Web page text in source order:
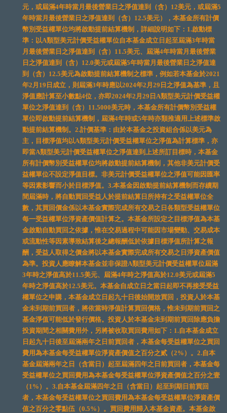
元，或屆滿4年時當月最後營業日之淨值達到（含）12美元，或屆滿5
年時當月最後營業日之淨值達到（含）12.5美元），本基金所有計價
幣別受益權單位均將啟動提前結算機制，詳細說明如下：1.啟動標
準：以A類型美元計價受益權單位自本基金成立日起至屆滿3年時當
月最後營業日之淨值達到（含）11.5美元、屆滿4年時當月最後營業
日之淨值達到（含）12.0美元或屆滿5年時當月最後營業日之淨值達
到（含）12.5美元為啟動提前結算機制之標準，例如若本基金於2021
年2月19日成立，則屆滿3年時應以2024年2月29日之淨值為基準，且
淨值應計算至小數點4位，亦即2024年2月29日A類型美元計價受益權
單位之淨值達到（含）11.5000美元時，本基金所有計價幣別受益權
單位即啟動提前結算機制，屆滿4年時或5年時亦類推適用上述標準啟
動提前結算機制。2.計價基準：由於本基金之投資組合係以美元為
主，目標淨值均以A類型美元計價受益權單位之淨值為計算標準，亦
即當A類型美元計價受益權單位之淨值達到上述所訂目標時，本基金
所有計價幣別受益權單位均將啟動提前結算機制，其他非美元計價受
益權單位不設定淨值目標。非美元計價受益權單位之淨值可能因匯率
等因素影響而小於目標淨值。3.本基金因啟動提前結算機制而存續期
間屆滿時，將自動買回受益人於提前結算日所持有之受益權單位全
數，其買回價金係以本基金實際完成所有交易之日各類型受益權單位
每一受益權單位淨資產價值計算之。本基金所設定之目標淨值為本基
金啟動自動買回之依據，惟在交易過程中可能因市場變動、交易成本
或流動性等因素導致結算後之總報酬低於依據目標淨值所計算之報
酬，受益人取得之價金將以本基金實際完成所有交易之日淨資產價值
為準。投資人應瞭解本基金並非保證A類型美元計價受益權單位屆滿
3年時之淨值高於11.5美元、屆滿4年時之淨值高於12.0美元或屆滿5
年時之淨值高於12.5美元。本基金自成立日之當日起即不再接受受益
權單位之申購，本基金成立日起九十日後始開放買回，投資人於本基
金未到期前買回者，將依當時淨值計算買回價格，惟未到期前買回之
基金淨值可能低於發行價格。投資人於本基金未到期前買回除應負擔
投資期間之相關費用外，另將被收取買回費用如下：1.自本基金成立
日起九十日後至屆滿兩年之日前買回者，本基金每受益權單位之買回
費用為本基金每受益權單位淨資產價值之百分之貳（2%）。2.自本
基金屆滿兩年之日（含當日）起至屆滿四年之日前買回者，本基金每
受益權單位之買回費用為本基金每受益權單位淨資產價值之百分之壹
（1%）。3.自本基金屆滿四年之日（含當日）起至到期日前買回
者，本基金每受益權單位之買回費用為本基金每受益權單位淨資產價
值之百分之零點伍（0.5%）。買回費用歸入本基金資產。本基金啟